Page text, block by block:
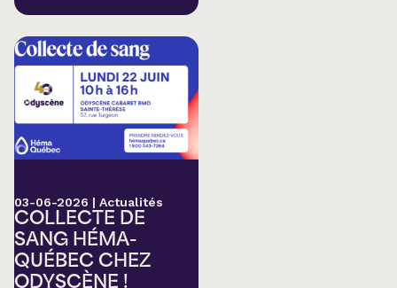
03-06-2026 | Actualités
COLLECTE DE
SANG HÉMA-
QUÉBEC CHEZ
ODYSCÈNE !